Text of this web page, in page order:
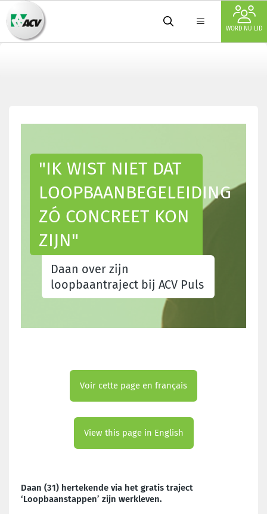
WORD NU LID
"IK WIST NIET DAT
LOOPBAANBEGELEIDING
ZÓ CONCREET KON
ZIJN"
Daan over zijn
loopbaantraject bij ACV Puls
Voir cette page en français
View this page in English
Daan (31) hertekende via het gratis traject
‘Loopbaanstappen’ zijn werkleven.